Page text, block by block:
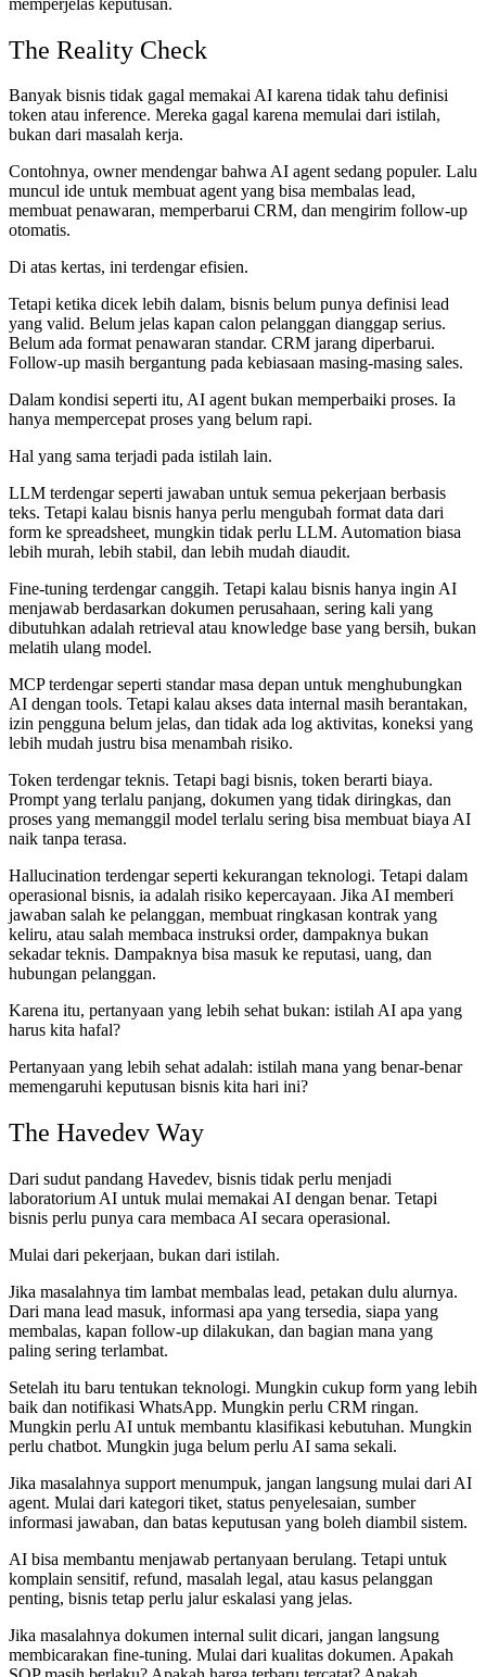
The Reality Check
Banyak bisnis tidak gagal memakai AI karena tidak tahu definisi
token atau inference. Mereka gagal karena memulai dari istilah,
bukan dari masalah kerja.
Contohnya, owner mendengar bahwa AI agent sedang populer. Lalu
muncul ide untuk membuat agent yang bisa membalas lead,
membuat penawaran, memperbarui CRM, dan mengirim follow-up
otomatis.
Di atas kertas, ini terdengar efisien.
Tetapi ketika dicek lebih dalam, bisnis belum punya definisi lead
yang valid. Belum jelas kapan calon pelanggan dianggap serius.
Belum ada format penawaran standar. CRM jarang diperbarui.
Follow-up masih bergantung pada kebiasaan masing-masing sales.
Dalam kondisi seperti itu, AI agent bukan memperbaiki proses. Ia
hanya mempercepat proses yang belum rapi.
Hal yang sama terjadi pada istilah lain.
LLM terdengar seperti jawaban untuk semua pekerjaan berbasis
teks. Tetapi kalau bisnis hanya perlu mengubah format data dari
form ke spreadsheet, mungkin tidak perlu LLM. Automation biasa
lebih murah, lebih stabil, dan lebih mudah diaudit.
Fine-tuning terdengar canggih. Tetapi kalau bisnis hanya ingin AI
menjawab berdasarkan dokumen perusahaan, sering kali yang
dibutuhkan adalah retrieval atau knowledge base yang bersih, bukan
melatih ulang model.
MCP terdengar seperti standar masa depan untuk menghubungkan
AI dengan tools. Tetapi kalau akses data internal masih berantakan,
izin pengguna belum jelas, dan tidak ada log aktivitas, koneksi yang
lebih mudah justru bisa menambah risiko.
Token terdengar teknis. Tetapi bagi bisnis, token berarti biaya.
Prompt yang terlalu panjang, dokumen yang tidak diringkas, dan
proses yang memanggil model terlalu sering bisa membuat biaya AI
naik tanpa terasa.
Hallucination terdengar seperti kekurangan teknologi. Tetapi dalam
operasional bisnis, ia adalah risiko kepercayaan. Jika AI memberi
jawaban salah ke pelanggan, membuat ringkasan kontrak yang
keliru, atau salah membaca instruksi order, dampaknya bukan
sekadar teknis. Dampaknya bisa masuk ke reputasi, uang, dan
hubungan pelanggan.
Karena itu, pertanyaan yang lebih sehat bukan: istilah AI apa yang
harus kita hafal?
Pertanyaan yang lebih sehat adalah: istilah mana yang benar-benar
memengaruhi keputusan bisnis kita hari ini?
The Havedev Way
Dari sudut pandang Havedev, bisnis tidak perlu menjadi
laboratorium AI untuk mulai memakai AI dengan benar. Tetapi
bisnis perlu punya cara membaca AI secara operasional.
Mulai dari pekerjaan, bukan dari istilah.
Jika masalahnya tim lambat membalas lead, petakan dulu alurnya.
Dari mana lead masuk, informasi apa yang tersedia, siapa yang
membalas, kapan follow-up dilakukan, dan bagian mana yang
paling sering terlambat.
Setelah itu baru tentukan teknologi. Mungkin cukup form yang lebih
baik dan notifikasi WhatsApp. Mungkin perlu CRM ringan.
Mungkin perlu AI untuk membantu klasifikasi kebutuhan. Mungkin
perlu chatbot. Mungkin juga belum perlu AI sama sekali.
Jika masalahnya support menumpuk, jangan langsung mulai dari AI
agent. Mulai dari kategori tiket, status penyelesaian, sumber
informasi jawaban, dan batas keputusan yang boleh diambil sistem.
AI bisa membantu menjawab pertanyaan berulang. Tetapi untuk
komplain sensitif, refund, masalah legal, atau kasus pelanggan
penting, bisnis tetap perlu jalur eskalasi yang jelas.
Jika masalahnya dokumen internal sulit dicari, jangan langsung
membicarakan fine-tuning. Mulai dari kualitas dokumen. Apakah